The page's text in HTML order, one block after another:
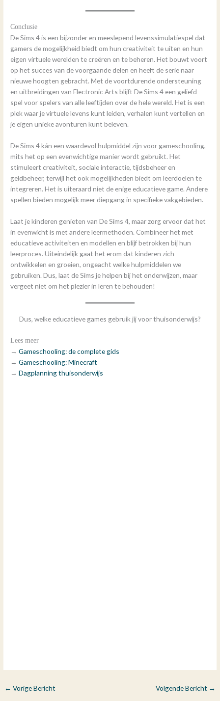
Conclusie
De Sims 4 is een bijzonder en meeslepend levenssimulatiespel dat
gamers de mogelijkheid biedt om hun creativiteit te uiten en hun
eigen virtuele werelden te creëren en te beheren. Het bouwt voort
op het succes van de voorgaande delen en heeft de serie naar
nieuwe hoogten gebracht. Met de voortdurende ondersteuning
en uitbreidingen van Electronic Arts blijft De Sims 4 een geliefd
spel voor spelers van alle leeftijden over de hele wereld. Het is een
plek waar je virtuele levens kunt leiden, verhalen kunt vertellen en
je eigen unieke avonturen kunt beleven.
De Sims 4 kán een waardevol hulpmiddel zijn voor gameschooling,
mits het op een evenwichtige manier wordt gebruikt. Het
stimuleert creativiteit, sociale interactie, tijdsbeheer en
geldbeheer, terwijl het ook mogelijkheden biedt om leerdoelen te
integreren. Het is uiteraard niet de enige educatieve game. Andere
spellen bieden mogelijk meer diepgang in specifieke vakgebieden.
Laat je kinderen genieten van De Sims 4, maar zorg ervoor dat het
in evenwicht is met andere leermethoden. Combineer het met
educatieve activiteiten en modellen en blijf betrokken bij hun
leerproces. Uiteindelijk gaat het erom dat kinderen zich
ontwikkelen en groeien, ongeacht welke hulpmiddelen we
gebruiken. Dus, laat de Sims je helpen bij het onderwijzen, maar
vergeet niet om het plezier in leren te behouden!
Dus, welke educatieve games gebruik jij voor thuisonderwijs?
Lees meer
→Gameschooling: de complete gids
→Gameschooling: Minecraft
→Dagplanning thuisonderwijs
← Vorige Bericht Volgende Bericht →